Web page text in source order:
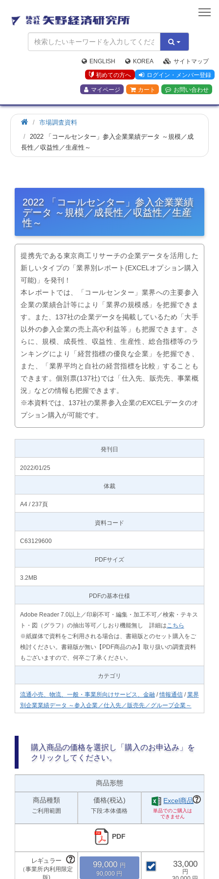
矢
野
経
済
研
究
所
ENGLISH KOREA
サイトマップ
初めての方へ
ログイン・メンバー登録
マイページ カート お問い合わせ
市場調査資料
2022 「コールセンター」参入企業業績データ ～規模／成
長性／収益性／生産性～
2022 「コールセンター」参入企業業績
データ ～規模／成長性／収益性／生産
性～
提携先である東京商工リサーチの企業データを活用した
新しいタイプの「業界別レポート(EXCELオプション購入
可能)」を発刊！
本レポートでは、「コールセンター」業界への主要参入
企業の業績合計等により「業界の規模感」を把握できま
す。また、137社の企業データを掲載しているため「大手
以外の参入企業の売上高や利益等」も把握できます。さ
らに、規模、成長性、収益性、生産性、総合指標等のラ
ンキングにより「経営指標の優良な企業」を把握でき、
また、「業界平均と自社の経営指標を比較」することも
できます。個別票(137社)では「仕入先、販売先、事業概
況」などの情報も把握できます。
※本資料では、137社の業界参入企業のEXCELデータのオ
プション購入が可能です。
発刊日
2022/01/25
体裁
A4 / 237頁
資料コード
C63129600
PDFサイズ
3.2MB
PDFの基本仕様
Adobe Reader 7.0以上／印刷不可・編集・加工不可／検索・テキス
ト・図（グラフ）の抽出等可／しおり機能無し 詳細は こちら
※紙媒体で資料をご利用される場合は、書籍版とのセット購入をご
検討ください。書籍版が無い【PDF商品のみ】取り扱いの調査資料
もございますので、何卒ご了承ください。
カテゴリ
流通小売、物流、一般・事業所向けサービス、金融 /情報通信/業界
別企業業績データ ～参入企業／仕入先／販売先／グループ企業～
購入商品の価格を選択し「購入のお申込み」を
クリックしてください。
商品形態
商品種類
ご利用範囲
価格(税込)
下段:本体価格
Excel商品
PDF
99,000
90,000
33,000